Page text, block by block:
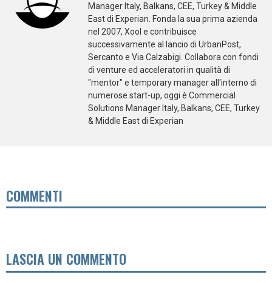
Manager Italy, Balkans, CEE, Turkey & Middle
East di Experian. Fonda la sua prima azienda
nel 2007, Xool e contribuisce
successivamente al lancio di UrbanPost,
Sercanto e Via Calzabigi. Collabora con fondi
di venture ed acceleratori in qualità di
"mentor" e temporary manager all'interno di
numerose start-up, oggi è Commercial
Solutions Manager Italy, Balkans, CEE, Turkey
& Middle East di Experian
COMMENTI
LASCIA UN COMMENTO